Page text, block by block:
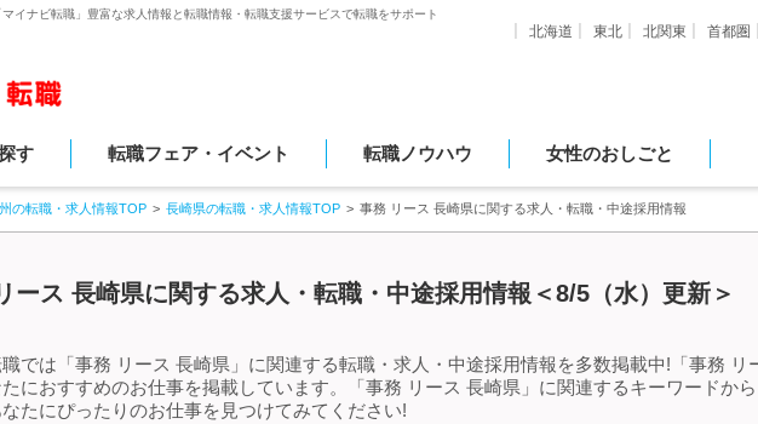
イナビ転職」豊富な求人情報と転職情報・転職支援サービスで転職をサポート
北海道 東北 北関東 首都圏
す 転職フェア・イベント 転職ノウハウ 女性のおしごと
の転職・求人情報TOP 長崎県の転職・求人情報TOP 事務 リース 長崎県に関する求人・転職・中途採用情報
ース 長崎県に関する求人・転職・中途採用情報＜8/5（水）更新＞
では「事務 リース 長崎県」に関連する転職・求人・中途採用情報を多数掲載中!「事務
におすすめのお仕事を掲載しています。「事務 リース 長崎県」に関連するキーワードか
たにぴったりのお仕事を見つけてみてください!